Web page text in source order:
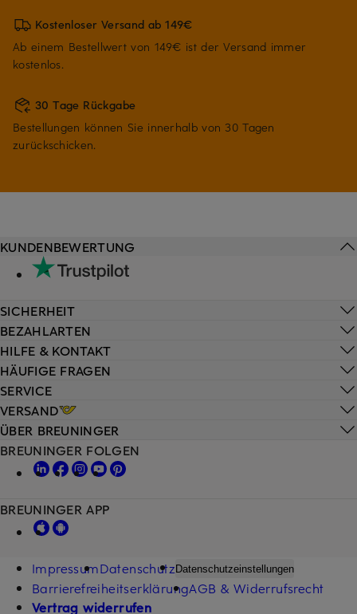
Kostenloser Versand ab 149€
Ab einem Bestellwert von 149€ ist der Versand immer
kostenlos.
30 Tage Rückgabe
Bestellungen können Sie innerhalb von 30 Tagen
zurückschicken.
HILFE & KONTAKT
HÄUFIGE FRAGEN
SERVICE
VERSAND
KUNDENBEWERTUNG
SICHERHEIT
BEZAHLARTEN
ÜBER BREUNINGER
BREUNINGER FOLGEN
BREUNINGER APP
ImpressumDatenschutz Datenschutzeinstellungen
BarrierefreiheitserklärungAGB & Widerrufsrecht
Vertrag widerrufen